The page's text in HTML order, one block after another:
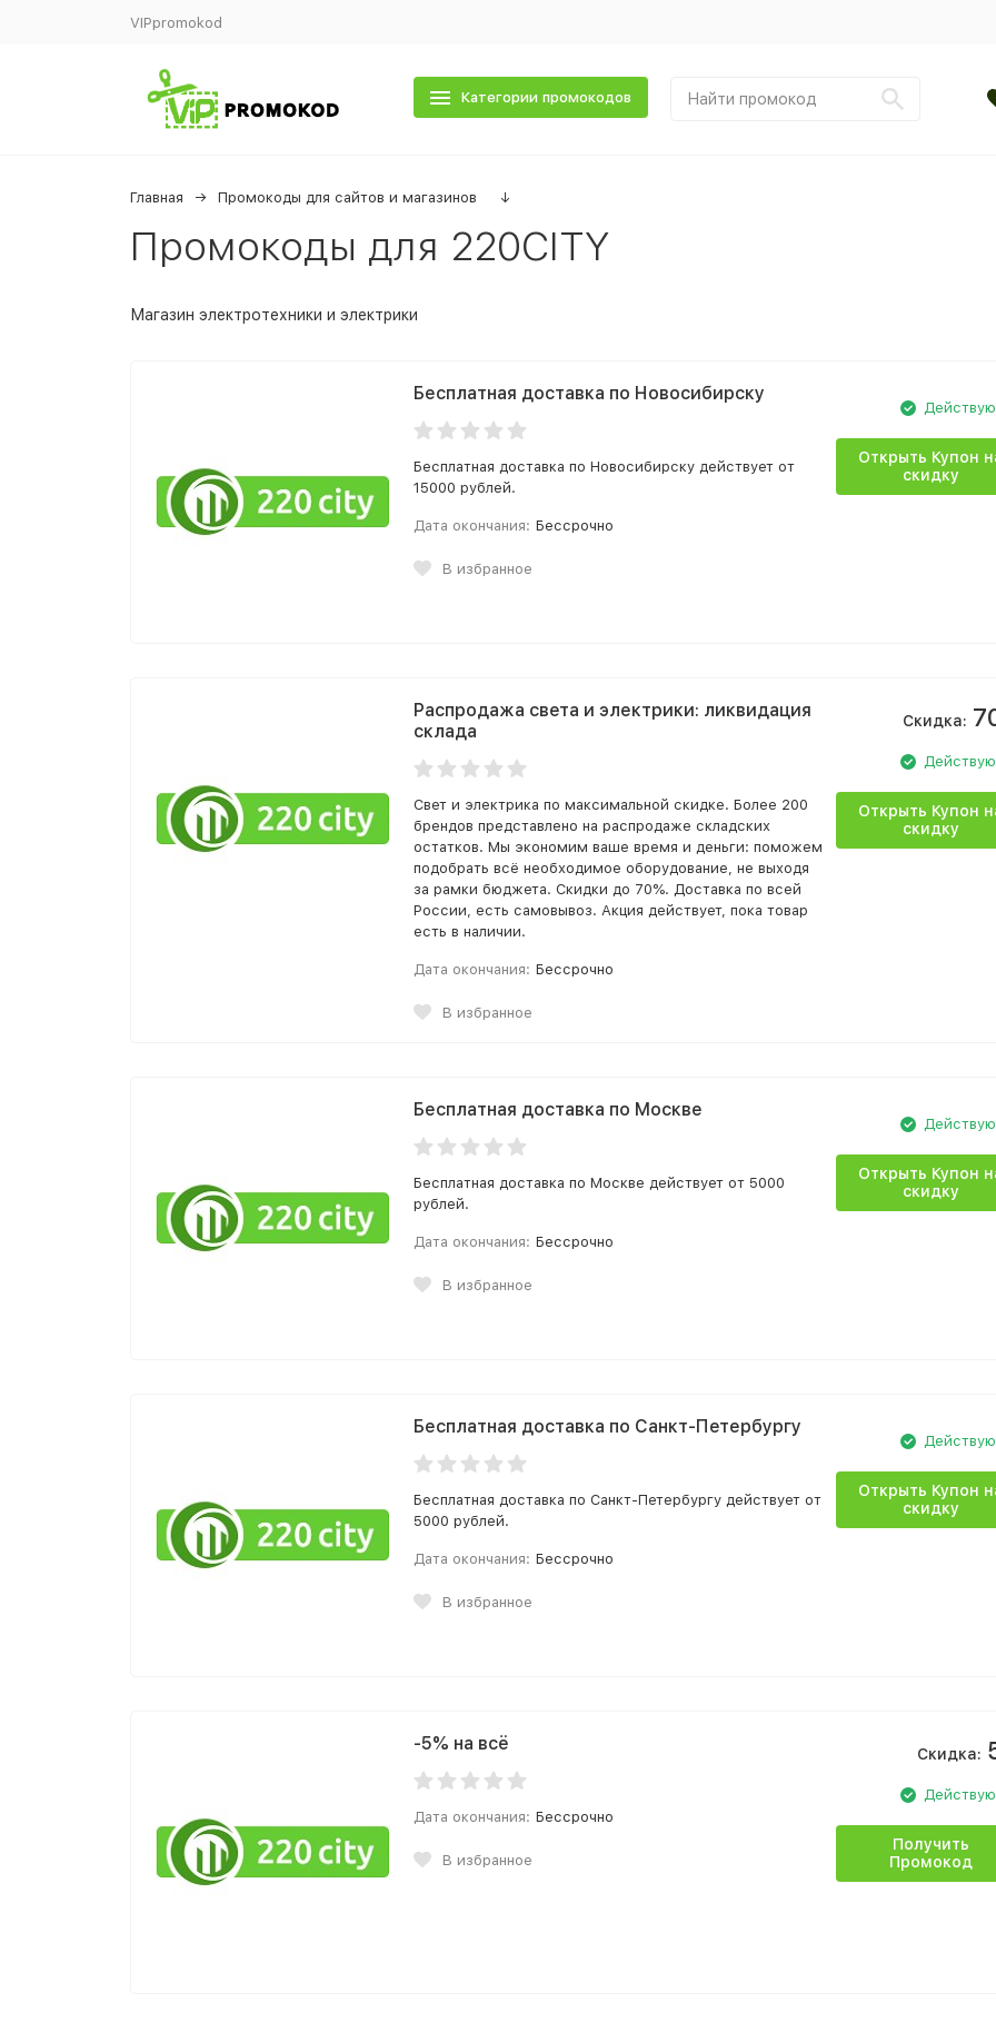
VIPpromokod
Категории промокодов
Главная Промокоды для сайтов и магазинов ↓
Промокоды для 220CITY
Магазин электротехники и электрики
Бесплатная доставка по Новосибирску
Бесплатная доставка по Новосибирску действует от
15000 рублей.
Дата окончания: Бессрочно
В избранное
Открыть Купон
скидку
Распродажа света и электрики: ликвидация
склада
Свет и электрика по максимальной скидке. Более 200
брендов представлено на распродаже складских
остатков. Мы экономим ваше время и деньги: поможем
подобрать всё необходимое оборудование, не выходя
за рамки бюджета. Скидки до 70%. Доставка по всей
России, есть самовывоз. Акция действует, пока товар
есть в наличии.
Дата окончания: Бессрочно
В избранное
Скидка:
Открыть Купон
скидку
Бесплатная доставка по Москве
Бесплатная доставка по Москве действует от 5000
рублей.
Дата окончания: Бессрочно
В избранное
Открыть Купон
скидку
Бесплатная доставка по Санкт-Петербургу
Бесплатная доставка по Санкт-Петербургу действует от
5000 рублей.
Дата окончания: Бессрочно
В избранное
Открыть Купон
скидку
-5% на всё
Дата окончания: Бессрочно
В избранное
Скидка:
Получить
Промокод